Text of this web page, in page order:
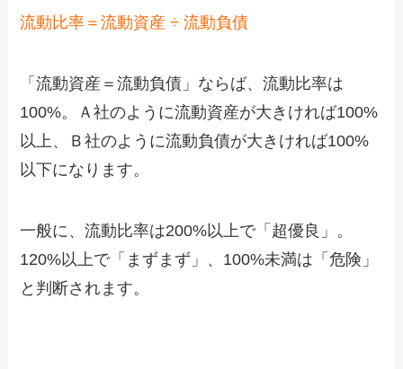
流動比率＝流動資産 ÷ 流動負債
「流動資産＝流動負債」ならば、流動比率は
100%。Ａ社のように流動資産が大きければ100%
以上、Ｂ社のように流動負債が大きければ100%
以下になります。
一般に、流動比率は200%以上で「超優良」。
120%以上で「まずまず」、100%未満は「危険」
と判断されます。